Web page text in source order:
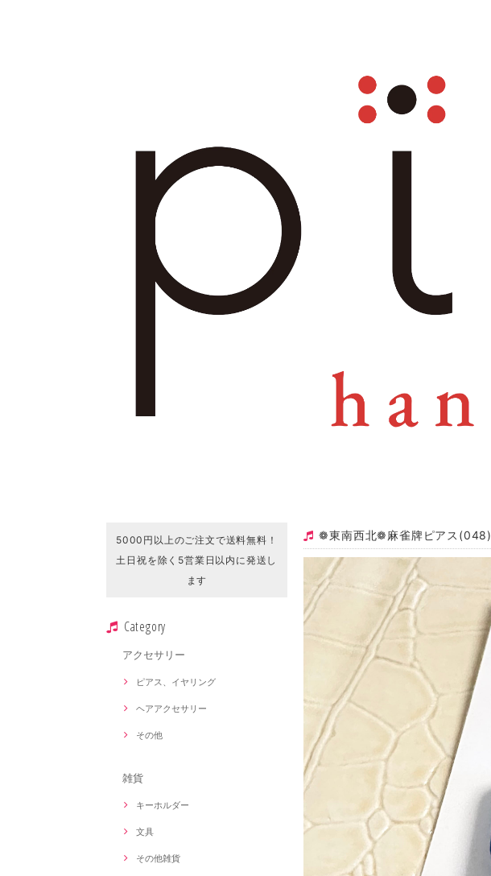
5000円以上のご注文で送料無料！
土日祝を除く5営業日以内に発送し
ます
Category
アクセサリー
ピアス、イヤリング
ヘアアクセサリー
その他
雑貨
キーホルダー
文具
その他雑貨
❁ 東南西北❁ 麻雀牌ピアス(048)